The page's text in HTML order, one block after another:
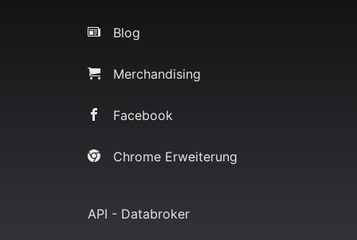
Blog
Merchandising
Facebook
Chrome Erweiterung
API - Databroker